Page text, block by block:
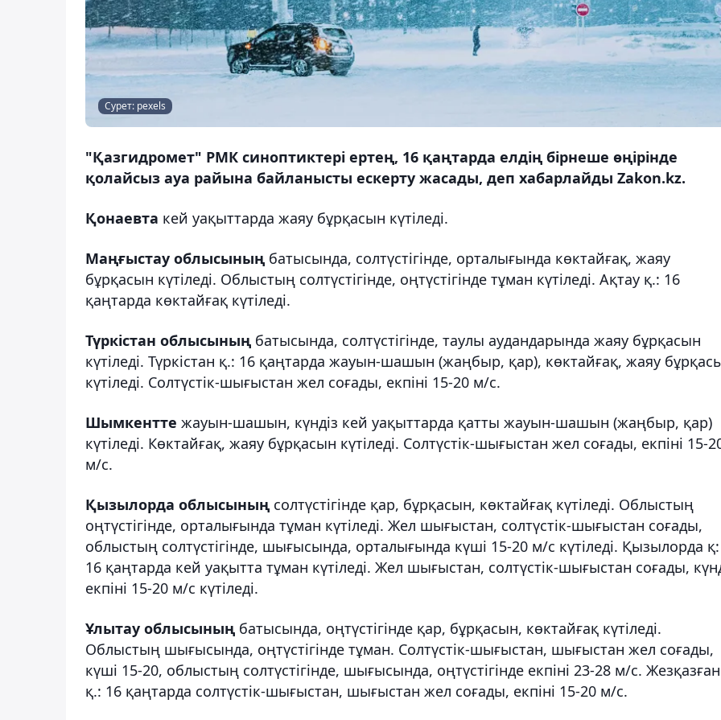
Сурет: pexels
"Қазгидромет" РМК синоптиктері ертең, 16 қаңтарда елдің бірнеше өңірінде
қолайсыз ауа райына байланысты ескерту жасады, деп хабарлайды Zakon.kz.
Қонаевта кей уақыттарда жаяу бұрқасын күтіледі.
Маңғыстау облысының батысында, солтүстігінде, орталығында көктайғақ, жаяу
бұрқасын күтіледі. Облыстың солтүстігінде, оңтүстігінде тұман күтіледі. Ақтау қ.: 16
қаңтарда көктайғақ күтіледі.
Түркістан облысының батысында, солтүстігінде, таулы аудандарында жаяу бұрқасын
күтіледі. Түркістан қ.: 16 қаңтарда жауын-шашын (жаңбыр, қар), көктайғақ, жаяу
күтіледі. Солтүстік-шығыстан жел соғады, екпіні 15-20 м/с.
Шымкентте жауын-шашын, күндіз кей уақыттарда қатты жауын-шашын (жаңбыр, қар)
күтіледі. Көктайғақ, жаяу бұрқасын күтіледі. Солтүстік-шығыстан жел соғады, екпіні 15-
м/с.
Қызылорда облысының солтүстігінде қар, бұрқасын, көктайғақ күтіледі. Облыстың
оңтүстігінде, орталығында тұман күтіледі. Жел шығыстан, солтүстік-шығыстан соғады,
облыстың солтүстігінде, шығысында, орталығында күші 15-20 м/с күтіледі. Қызылорда қ:
16 қаңтарда кей уақытта тұман күтіледі. Жел шығыстан, солтүстік-шығыстан соғады,
екпіні 15-20 м/с күтіледі.
Ұлытау облысының батысында, оңтүстігінде қар, бұрқасын, көктайғақ күтіледі.
Облыстың шығысында, оңтүстігінде тұман. Солтүстік-шығыстан, шығыстан жел соғады,
күші 15-20, облыстың солтүстігінде, шығысында, оңтүстігінде екпіні 23-28 м/с. Жезқазған
қ.: 16 қаңтарда солтүстік-шығыстан, шығыстан жел соғады, екпіні 15-20 м/с.